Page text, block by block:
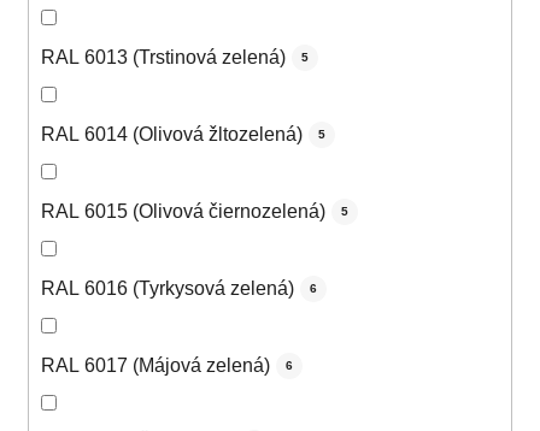
RAL 6013 (Trstinová zelená) 5
RAL 6014 (Olivová žltozelená) 5
RAL 6015 (Olivová čiernozelená) 5
RAL 6016 (Tyrkysová zelená) 6
RAL 6017 (Májová zelená) 6